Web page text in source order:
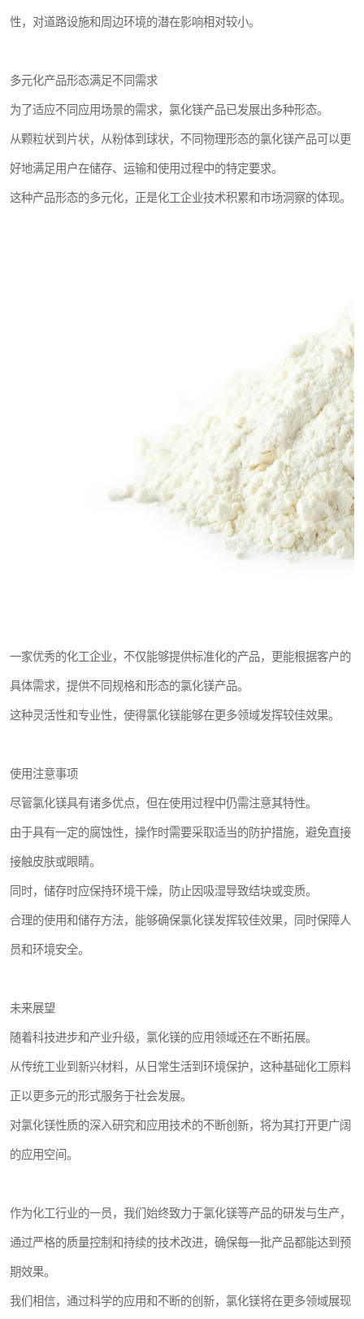
性，对道路设施和周边环境的潜在影响相对较小。
多元化产品形态满足不同需求
为了适应不同应用场景的需求，氯化镁产品已发展出多种形态。
从颗粒状到片状，从粉体到球状，不同物理形态的氯化镁产品可以更
好地满足用户在储存、运输和使用过程中的特定要求。
这种产品形态的多元化，正是化工企业技术积累和市场洞察的体现。
一家优秀的化工企业，不仅能够提供标准化的产品，更能根据客户的
具体需求，提供不同规格和形态的氯化镁产品。
这种灵活性和专业性，使得氯化镁能够在更多领域发挥较佳效果。
使用注意事项
尽管氯化镁具有诸多优点，但在使用过程中仍需注意其特性。
由于具有一定的腐蚀性，操作时需要采取适当的防护措施，避免直接
接触皮肤或眼睛。
同时，储存时应保持环境干燥，防止因吸湿导致结块或变质。
合理的使用和储存方法，能够确保氯化镁发挥较佳效果，同时保障人
员和环境安全。
未来展望
随着科技进步和产业升级，氯化镁的应用领域还在不断拓展。
从传统工业到新兴材料，从日常生活到环境保护，这种基础化工原料
正以更多元的形式服务于社会发展。
对氯化镁性质的深入研究和应用技术的不断创新，将为其打开更广阔
的应用空间。
作为化工行业的一员，我们始终致力于氯化镁等产品的研发与生产，
通过严格的质量控制和持续的技术改进，确保每一批产品都能达到预
期效果。
我们相信，通过科学的应用和不断的创新，氯化镁将在更多领域展现